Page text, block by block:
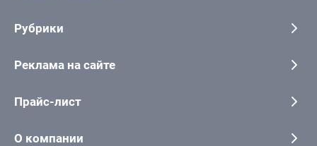
Рубрики
Реклама на сайте
Прайс-лист
О компании